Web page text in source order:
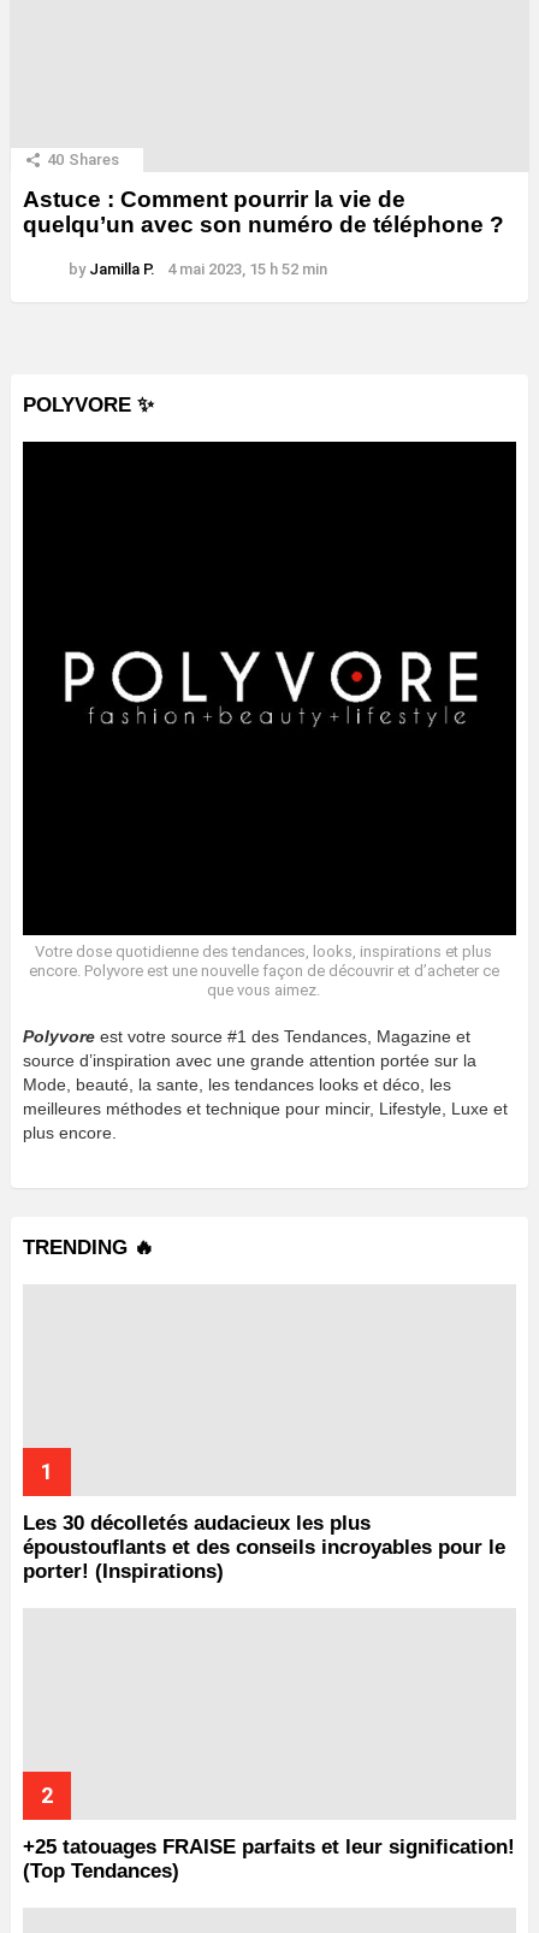
40 Shares
Astuce : Comment pourrir la vie de
quelqu’un avec son numéro de téléphone ?
by Jamilla P. 4 mai 2023, 15 h 52 min
POLYVORE ✨
Votre dose quotidienne des tendances, looks, inspirations et plus
encore. Polyvore est une nouvelle façon de découvrir et d’acheter ce
que vous aimez.
Polyvore est votre source #1 des Tendances, Magazine et
source d’inspiration avec une grande attention portée sur la
Mode, beauté, la sante, les tendances looks et déco, les
meilleures méthodes et technique pour mincir, Lifestyle, Luxe et
plus encore.
TRENDING 🔥
Les 30 décolletés audacieux les plus
époustouflants et des conseils incroyables pour le
porter! (Inspirations)
+25 tatouages ​​FRAISE parfaits et leur signification!
(Top Tendances)